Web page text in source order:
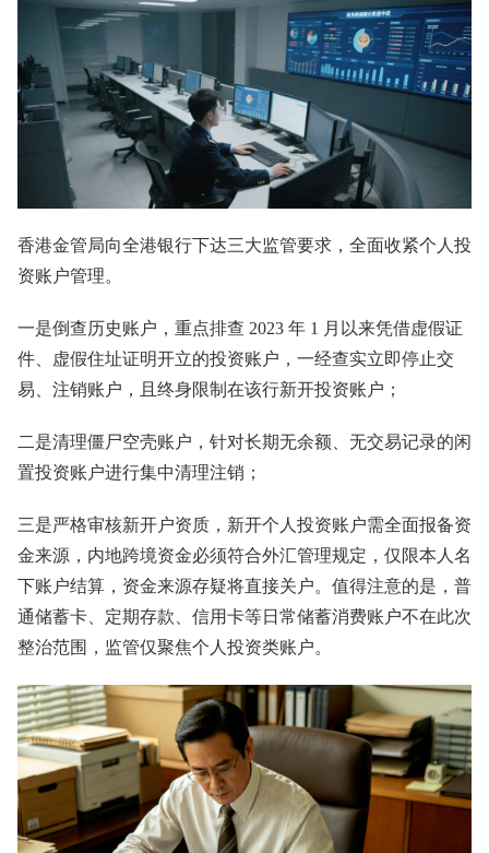
香港金管局向全港银行下达三大监管要求，全面收紧个人投
资账户管理。
一是倒查历史账户，重点排查 2023 年 1 月以来凭借虚假证
件、虚假住址证明开立的投资账户，一经查实立即停止交
易、注销账户，且终身限制在该行新开投资账户；
二是清理僵尸空壳账户，针对长期无余额、无交易记录的闲
置投资账户进行集中清理注销；
三是严格审核新开户资质，新开个人投资账户需全面报备资
金来源，内地跨境资金必须符合外汇管理规定，仅限本人名
下账户结算，资金来源存疑将直接关户。值得注意的是，普
通储蓄卡、定期存款、信用卡等日常储蓄消费账户不在此次
整治范围，监管仅聚焦个人投资类账户。